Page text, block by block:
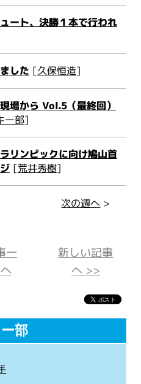
ート、決勝１本で行われ
した [久保恒造]
場から Vol.5（最終回）
ー部]
リンピックに向け鳩山首
[荒井秀樹]
次の週へ >
一 新しい記事
へ >>
部